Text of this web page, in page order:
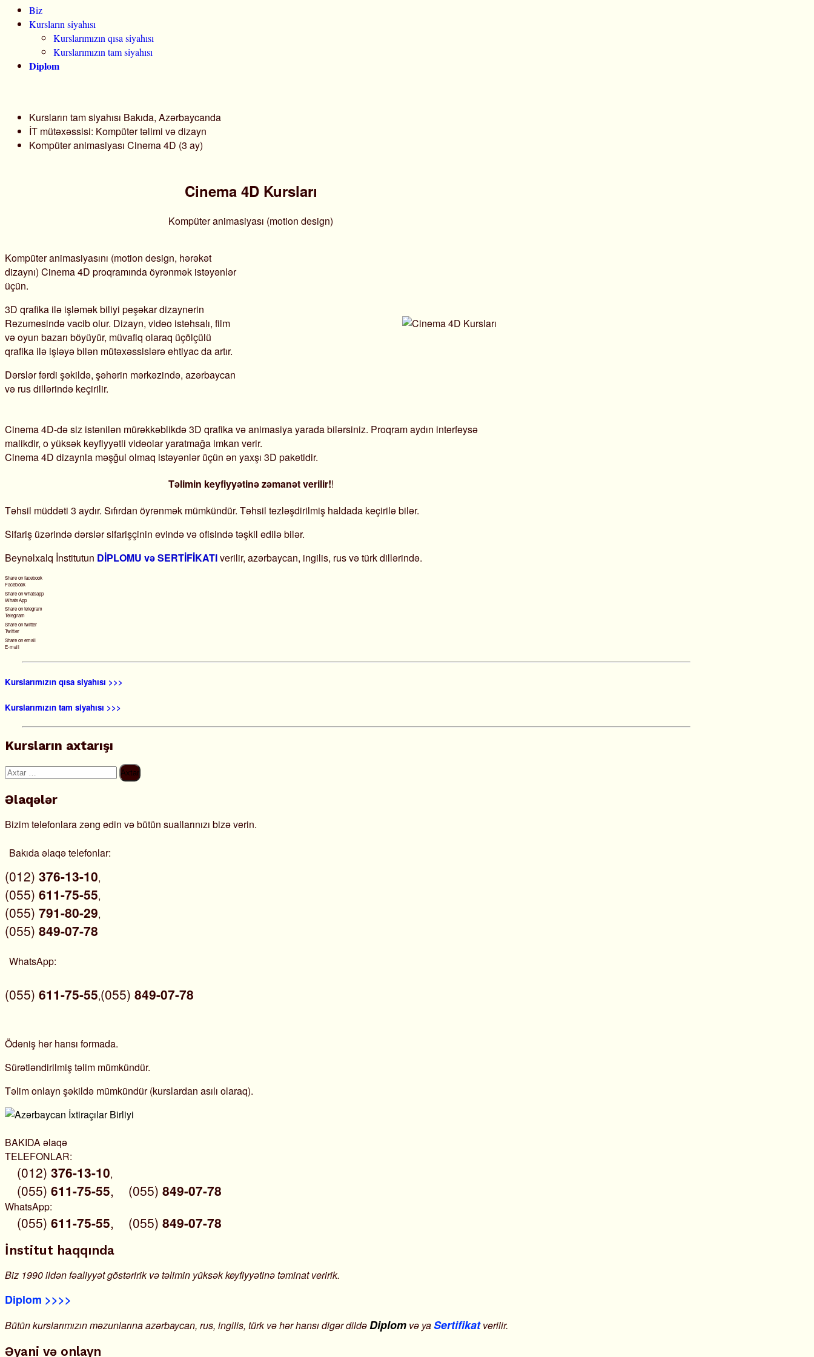
Biz
Kursların siyahısı
Kurslarımızın qısa siyahısı
Kurslarımızın tam siyahısı
Diplom
Kursların tam siyahısı Bakıda, Azərbaycanda
İT mütəxəssisi: Kompüter təlimi və dizayn
Kompüter animasiyası Cinema 4D (3 ay)
Cinema 4D Kursları
Kompüter animasiyası (motion design)
Kompüter animasiyasını (motion design, hərəkət
dizaynı) Cinema 4D proqramında öyrənmək istəyənlər
üçün.
3D qrafika ilə işləmək biliyi peşəkar dizaynerin
Rezumesində vacib olur. Dizayn, video istehsalı, film
və oyun bazarı böyüyür, müvafiq olaraq üçölçülü
qrafika ilə işləyə bilən mütəxəssislərə ehtiyac da artır.
Dərslər fərdi şəkildə, şəhərin mərkəzində, azərbaycan
və rus dillərində keçirilir.
Cinema 4D-də siz istənilən mürəkkəblikdə 3D qrafika və animasiya yarada bilərsiniz. Proqram aydın interfeysə
malikdir, o yüksək keyfiyyətli videolar yaratmağa imkan verir.
Cinema 4D dizaynla məşğul olmaq istəyənlər üçün ən yaxşı 3D paketidir.
Təlimin keyfiyyətinə zəmanət verilir!!
Təhsil müddəti 3 aydır. Sıfırdan öyrənmək mümkündür. Təhsil tezləşdirilmiş haldada keçirilə bilər.
Sifariş üzərində dərslər sifarişçinin evində və ofisində təşkil edilə bilər.
Beynəlxalq İnstitutun DİPLOMU və SERTİFİKATIverilir, azərbaycan, ingilis, rus və türk dillərində.
Share on facebook
Facebook
Share on whatsapp
WhatsApp
Share on telegram
Telegram
Share on twitter
Twitter
Share on email
E-mail
Kurslarımızın qısa siyahısı >>>
Kurslarımızın tam siyahısı >>>
Kursların axtarışı
Axtarış:
Əlaqələr
Bizim telefonlara zəng edin və bütün suallarınızı bizə verin.
Bakıda əlaqə telefonlar:
(012) 376-13-10,
(055) 611-75-55,
(055) 791-80-29,
(055) 849-07-78
WhatsApp:
(055) 611-75-55,(055) 849-07-78
Ödəniş hər hansı formada.
Sürətləndirilmiş təlim mümkündür.
Təlim onlayn şəkildə mümkündür (kurslardan asılı olaraq).
BAKIDA əlaqə
TELEFONLAR:
(012) 376-13-10,
(055) 611-75-55, (055) 849-07-78
WhatsApp:
(055) 611-75-55, (055) 849-07-78
İnstitut haqqında
Biz 1990 ildən fəaliyyət göstəririk və təlimin yüksək keyfiyyətinə təminat veririk.
Diplom >>>>
Bütün kurslarımızın məzunlarına azərbaycan, rus, ingilis, türk və hər hansı digər dildəDiplom və yaSertifikatverilir.
Əyani və onlayn